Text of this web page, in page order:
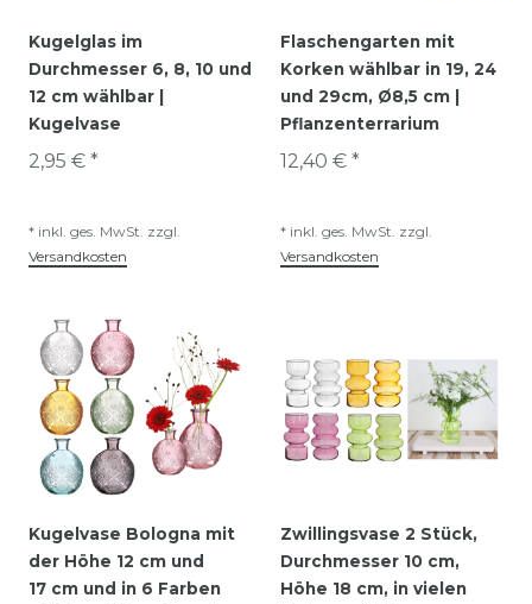
Kugelglas im
Durchmesser 6, 8, 10 und
12 cm wählbar |
Kugelvase
2,95 € *
* inkl. ges. MwSt. zzgl.
Versandkosten
Flaschengarten mit
Korken wählbar in 19, 24
und 29cm, Ø8,5 cm |
Pflanzenterrarium
12,40 € *
* inkl. ges. MwSt. zzgl.
Versandkosten
Kugelvase Bologna mit
der Höhe 12 cm und
17 cm und in 6 Farben
Zwillingsvase 2 Stück,
Durchmesser 10 cm,
Höhe 18 cm, in vielen